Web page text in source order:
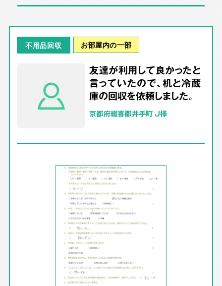
不用品回収 お部屋内の一部
友達が利用して良かったと
言っていたので、机と冷蔵
庫の回収を依頼しました。
京都府綴喜郡井手町 J様